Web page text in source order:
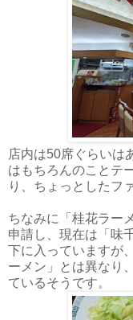
店内は50席ぐらいは
はもちろんのことテ
り、ちょっとしたフ
ちなみに「桂花ラー
申請し、現在は「味
下に入っていますが
ーメン」とは異なり
ているそうです。